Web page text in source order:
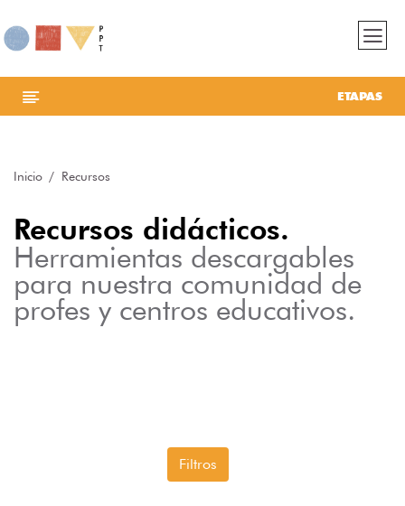
ETAPAS
Inicio Recursos
Recursos didácticos.
Herramientas descargables
para nuestra comunidad de
profes y centros educativos.
Filtros